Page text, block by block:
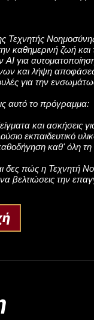
Τεχνητής
καθημερινή ζωή και
για
και λήψη
για την
αυτό το πρόγραμμα:
και ασκήσεις
εκπαιδευτικό
καθ' όλη
δες πώς η Τεχνητή
βελτιώσεις την